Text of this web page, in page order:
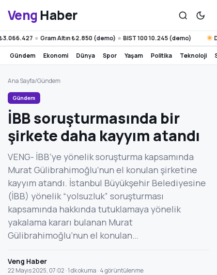
Veng Haber
● Gram Altın ₺2.850 (demo) ● BIST 100 10.245 (demo)
gündem ekonomi dünya spor yaşam politika teknoloji
Ana Sayfa/Gündem
Gündem
İBB soruşturmasında bir
şirkete daha kayyım atandı
VENG- İBB’ye yönelik soruşturma kapsamında
Murat Gülibrahimoğlu’nun el konulan şirketine
kayyım atandı. İstanbul Büyükşehir Belediyesine
(İBB) yönelik “yolsuzluk” soruşturması
kapsamında hakkında tutuklamaya yönelik
yakalama kararı bulanan Murat
Gülibrahimoğlu’nun el konulan…
Veng Haber
22 Mayıs 2025, 07:02 · 1 dk okuma · 4 görüntülenme